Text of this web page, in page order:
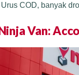
Urus COD, banyak
Van: